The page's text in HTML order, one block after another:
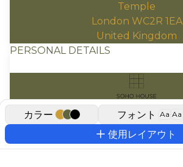
Temple
London WC2R 1EA
United Kingdom
PERSONAL DETAILS
カラー フォント Aa Aa
使用レイアウト